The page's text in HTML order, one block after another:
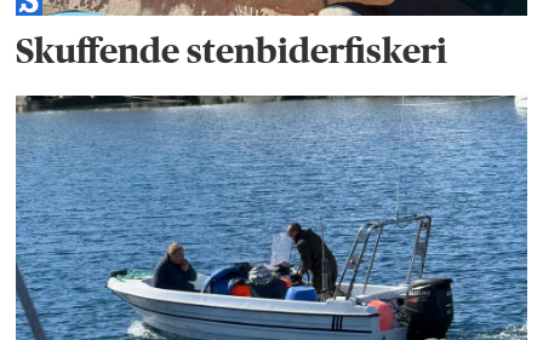
Skuffende stenbiderfiskeri